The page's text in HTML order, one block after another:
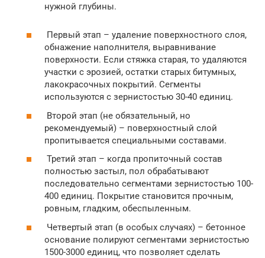
нужной глубины.
Первый этап – удаление поверхностного слоя,
обнажение наполнителя, выравнивание
поверхности. Если стяжка старая, то удаляются
участки с эрозией, остатки старых битумных,
лакокрасочных покрытий. Сегменты
используются с зернистостью 30-40 единиц.
Второй этап (не обязательный, но
рекомендуемый) – поверхностный слой
пропитывается специальными составами.
Третий этап – когда пропиточный состав
полностью застыл, пол обрабатывают
последовательно сегментами зернистостью 100-
400 единиц. Покрытие становится прочным,
ровным, гладким, обеспыленным.
Четвертый этап (в особых случаях) – бетонное
основание полируют сегментами зернистостью
1500-3000 единиц, что позволяет сделать